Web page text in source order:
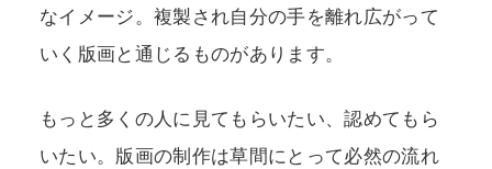
なイメージ。複製され自分の手を離れ広がって
いく版画と通じるものがあります。
もっと多くの人に見てもらいたい、認めてもら
いたい。版画の制作は草間にとって必然の流れ